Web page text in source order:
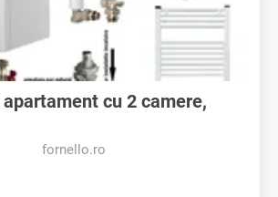
cu 2 camere,
fornello.ro